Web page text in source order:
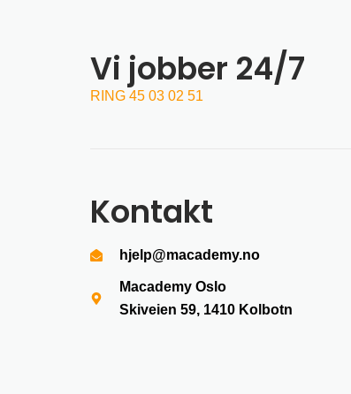
Vi jobber 24/7
RING 45 03 02 51
Kontakt
hjelp@macademy.no
Macademy Oslo
Skiveien 59, 1410 Kolbotn